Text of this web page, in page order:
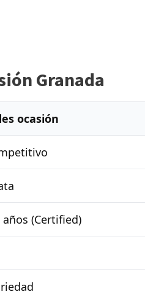
Granada
ocasión
años (Certified)